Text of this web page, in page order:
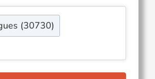
(30730)